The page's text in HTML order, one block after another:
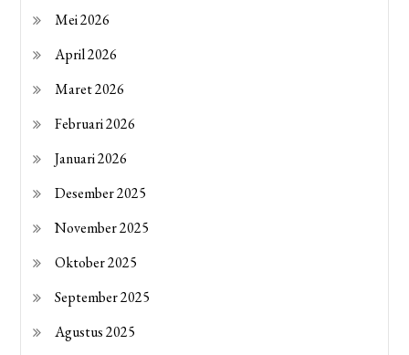
Mei 2026
April 2026
Maret 2026
Februari 2026
Januari 2026
Desember 2025
November 2025
Oktober 2025
September 2025
Agustus 2025